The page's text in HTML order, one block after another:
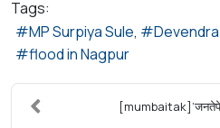
Tags:
MP Surpiya Sule
flood in Nagpur